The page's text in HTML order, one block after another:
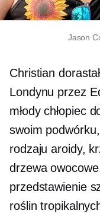
Jason
Christian
Londynu przez
młody chłopiec
swoim
rodzaju aroidy,
drzewa
przedstawienie
roślin